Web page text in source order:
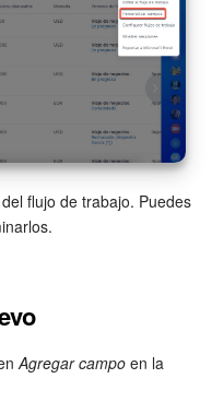
flujo de trabajo. Puedes
Agregar campo en la